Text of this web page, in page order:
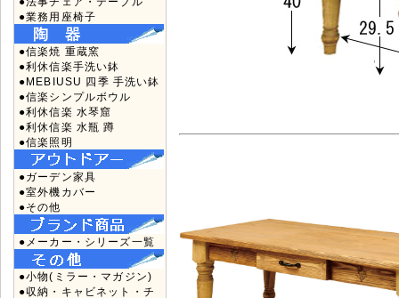
●業務用座椅子
●信楽焼 重蔵窯
●利休信楽手洗い鉢
●MEBIUSU 四季 手洗い鉢
●信楽シンプルボウル
●利休信楽 水琴窟
●利休信楽 水瓶 蹲
●信楽照明
●ガーデン家具
●室外機カバー
●その他
●メーカー・シリーズ一覧
●小物(ミラー・マガジン)
●収納・キャビネット・チ